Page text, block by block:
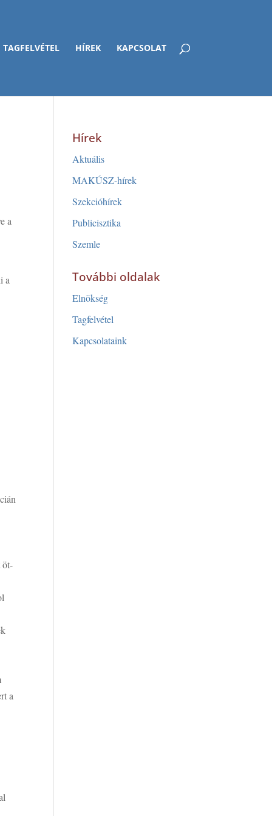
TAGFELVÉTEL HÍREK KAPCSOLAT
a
a
öt-
a
Hírek
Aktuális
MAKÚSZ-hírek
Szekcióhírek
Publicisztika
Szemle
További oldalak
Elnökség
Tagfelvétel
Kapcsolataink